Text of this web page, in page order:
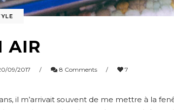
AIR
09/2017 8 Comments 7
ans, il m’arrivait souvent de me mettre à la